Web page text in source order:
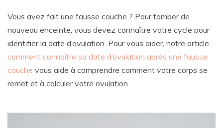
Vous avez fait une fausse couche ? Pour tomber de
nouveau enceinte, vous devez connaître votre cycle pour
identifier la date d’ovulation. Pour vous aider, notre article
comment connaître sa date d’ovulation après une fausse
couche vous aide à comprendre comment votre corps se
remet et à calculer votre ovulation.